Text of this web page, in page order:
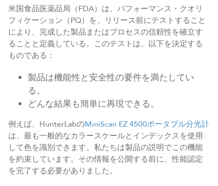
米国食品医薬品局（FDA）は、パフォーマンス・クオリ
フィケーション（PQ）を、リリース前にテストすること
により、完成した製品またはプロセスの信頼性を確立す
ることと定義している。このテストは、以下を決定する
ものである：
製品は機能性と安全性の要件を満たしてい
る。
どんな結果も簡単に再現できる。
例えば、HunterLabのMiniScan EZ 4500ポータブル分光計
は、最も一般的なカラースケールとインデックスを使用
して色を識別できます。私たちは製品の説明でこの機能
を約束しています。その情報を公開する前に、性能認定
を完了する必要がありました。